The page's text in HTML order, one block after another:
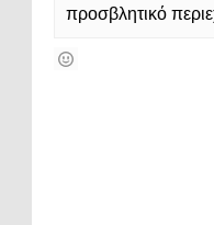
προσβλητικό